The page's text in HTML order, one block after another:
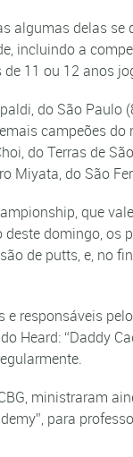
algumas delas se
incluindo a
11 ou 12 anos
do São Paulo
campeões
do Terras de
Miyata, do São
que
domingo, os
de putts, e, no
responsáveis
Heard: “Daddy
ministraram
para